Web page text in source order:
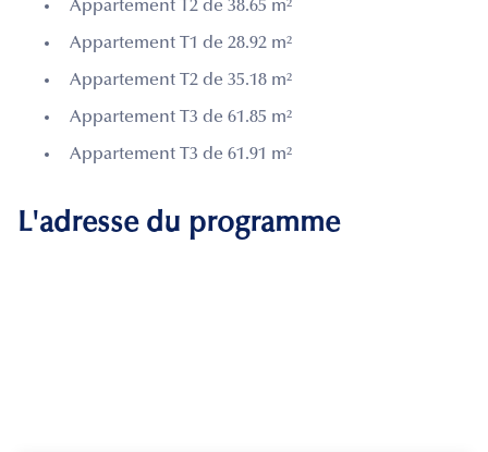
Appartement T2 de 38.65 m²
Appartement T1 de 28.92 m²
Appartement T2 de 35.18 m²
Appartement T3 de 61.85 m²
Appartement T3 de 61.91 m²
L'adresse du programme